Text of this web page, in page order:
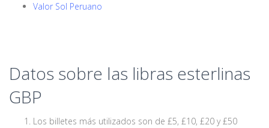
Valor Sol Peruano
Datos sobre las libras esterlinas
GBP
Los billetes más utilizados son de £5, £10, £20 y £50